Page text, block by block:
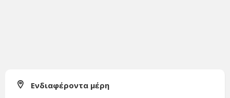
Ενδιαφέροντα μέρη